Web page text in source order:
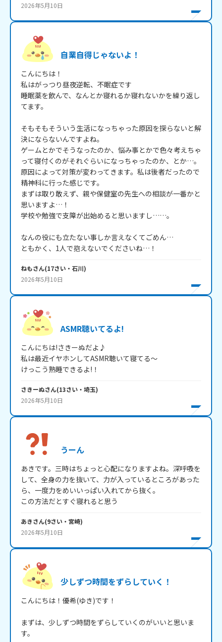
2026年5月10日
自業自得じゃないよ！
こんにちは！
私はがっつり昼夜逆転、不眠症です
睡眠薬を飲んで、なんとか寝れるか寝れないかを繰り返し
てます。
そもそもそういう生活になっちゃった原因を探らないと解
決にならないんですよね。
ゲームとかでそうなったのか、悩み事とかで色々考えちゃ
って寝付くのがそれぐらいになっちゃったのか、とか…。
原因によって対策が変わってきます。私は後者だったので
精神科に行った感じです。
まずは取り敢えず、親や保健室の先生への相談が一番かと
思いますよ…！
学校や勉強で支障が出始めると思いますし……。
なんの役にも立たない事しか言えなくてごめん…
ともかく、1人で抱えないでくださいね…！
ねもさん(17さい・ 石川)
2026年5月10日
ASMR聴いてるよ!
こんにちは!さきーぬだよ♪
私は最近イヤホンしてASMR聴いて寝てる～
けっこう熟睡できるよ!！
さきーぬさん(13さい・ 埼玉)
2026年5月10日
うーん
あきです。三時はちょっと心配になりますよね。深呼吸を
して、全身の力を抜いて、力が入っているところがあった
ら、一度力をめいいっぱい入れてから抜く。
この方法だとすぐ寝れると思う
あきさん(9さい・ 宮崎)
2026年5月10日
少しずつ時間をずらしていく！
こんにちは！優希(ゆき)です！
まずは、少しずつ時間をずらしていくのがいいと思いま
す。